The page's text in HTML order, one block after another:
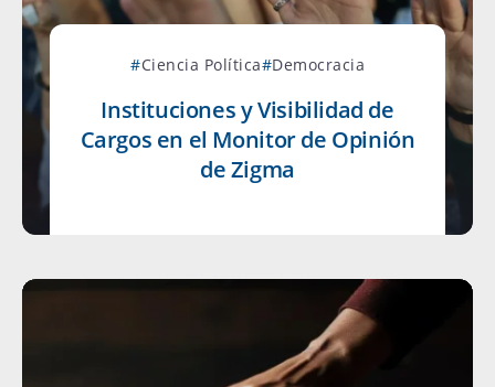
Ciencia Política Democracia
Instituciones y Visibilidad de
Cargos en el Monitor de Opinión
de Zigma